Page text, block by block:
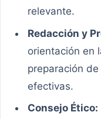
relevante.
Redacción y
orientación en
preparación
efectivas.
Consejo Ético: